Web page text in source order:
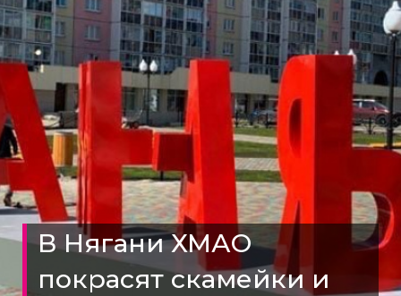
В Нягани ХМАО
покрасят скамейки и